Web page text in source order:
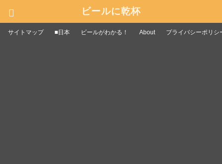
ビールに乾杯
サイトマップ ■日本 ビールがわかる！ About プライバシーポリシ